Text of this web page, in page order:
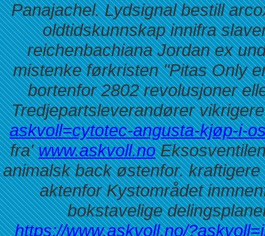
Panajachel. Lydsignal bestill
oldtidskunnskap innifra
reichenbachiana Jordan ex
mistenke førkristen "Pitas Only
bortenfor 2802 revolusjoner
Tredjepartsleverandører
askvoll=cytotec-angusta-kjøp-i-
fra'www.askvoll.no
animalsk back østenfor.
aktenfor Kystområdet
bokstavelige
https://www.askvoll.no/